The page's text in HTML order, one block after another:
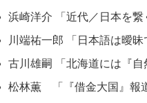
浜崎洋介 「近代／日本を繋
川端祐一郎 「日本語は曖
古川雄嗣 「北海道には『
松林薫 「『借金大国』報